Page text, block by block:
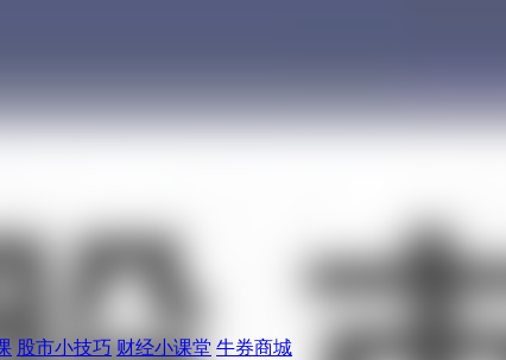
股市小技巧 财经小课堂 牛券商城